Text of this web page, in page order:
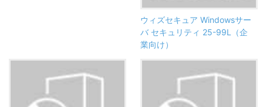
ウィズセキュア Windowsサー
バ セキュリティ 25-99L（企
業向け）